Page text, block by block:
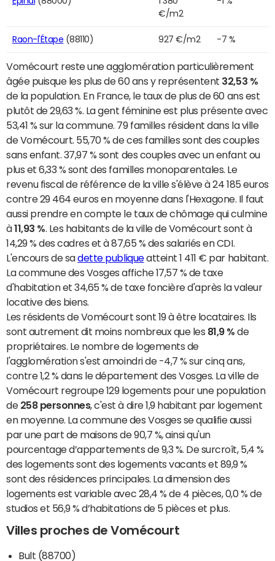
€/m2
Raon-l'Étape (88110) 927 €/m2 -7 %
Vomécourt reste une agglomération particulièrement
âgée puisque les plus de 60 ans y représentent 32,53 %
de la population. En France, le taux de plus de 60 ans est
plutôt de 29,63 %. La gent féminine est plus présente avec
53,41 % sur la commune. 79 familles résident dans la ville
de Vomécourt. 55,70 % de ces familles sont des couples
sans enfant. 37,97 % sont des couples avec un enfant ou
plus et 6,33 % sont des familles monoparentales. Le
revenu fiscal de référence de la ville s'élève à 24 185 euros
contre 29 464 euros en moyenne dans l'Hexagone. Il faut
aussi prendre en compte le taux de chômage qui culmine
à11,93 % . Les habitants de la ville de Vomécourt sont à
14,29 % des cadres et à 87,65 % des salariés en CDI.
L'encours de sadette publiqueatteint 1 411 € par habitant.
La commune des Vosges affiche 17,57 % de taxe
d'habitation et 34,65 % de taxe foncière d'après la valeur
locative des biens.
Les résidents de Vomécourt sont 19 à être locataires. Ils
sont autrement dit moins nombreux que les 81,9 % de
propriétaires. Le nombre de logements de
l'agglomération s'est amoindri de -4,7 % sur cinq ans,
contre 1,2 % dans le département des Vosges. La ville de
Vomécourt regroupe 129 logements pour une population
de 258 personnes, c'est à dire 1,9 habitant par logement
en moyenne. La commune des Vosges se qualifie aussi
par une part de maisons de 90,7 %, ainsi qu'un
pourcentage d’appartements de 9,3 %. De surcroît, 5,4 %
des logements sont des logements vacants et 89,9 %
sont des résidences principales. La dimension des
logements est variable avec 28,4 % de 4 pièces, 0,0 % de
studios et 56,9 % d’habitations de 5 pièces et plus.
Villes proches de Vomécourt
Bult (88700)